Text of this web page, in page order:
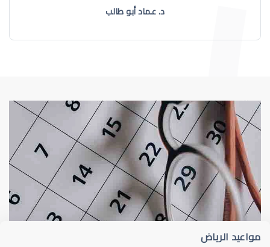
د. عماد أبو طالب
د أم كلثوم الحريريطبيب عيون
مواعيد الرياض